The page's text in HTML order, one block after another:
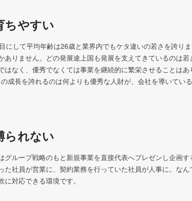
ちやすい
にして平均年齢は26歳と業界内でもケタ違いの若さを誇り
ありません。どの発展途上国も発展を支えてきているのは
はなく、優秀でなくては事業を継続的に繁栄させることは
成長を誇れるのは何よりも優秀な人財が、会社を導いてい
られない
グループ戦略のもと新規事業を直接代表へプレゼンし企画
た社員が営業に、契約業務を行っていた社員が人事に。な
に対応できる環境です。